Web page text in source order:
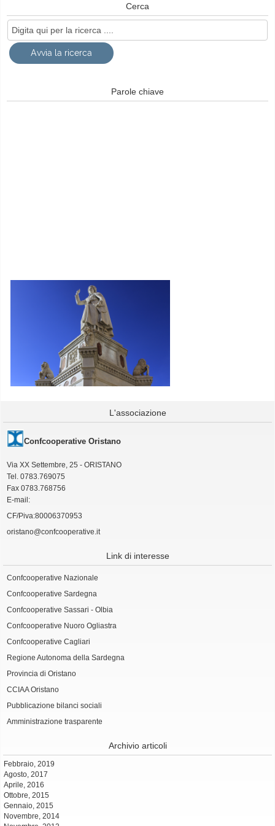
Cerca
Parole chiave
L'associazione
Confcooperative Oristano
Via XX Settembre, 25 - ORISTANO
Tel. 0783.769075
Fax 0783.768756
E-mail:
CF/Piva:80006370953
oristano@confcooperative.it
Link di interesse
Confcooperative Nazionale
Confcooperative Sardegna
Confcooperative Sassari - Olbia
Confcooperative Nuoro Ogliastra
Confcooperative Cagliari
Regione Autonoma della Sardegna
Provincia di Oristano
CCIAA Oristano
Pubblicazione bilanci sociali
Amministrazione trasparente
Archivio articoli
Febbraio, 2019
Agosto, 2017
Aprile, 2016
Ottobre, 2015
Gennaio, 2015
Novembre, 2014